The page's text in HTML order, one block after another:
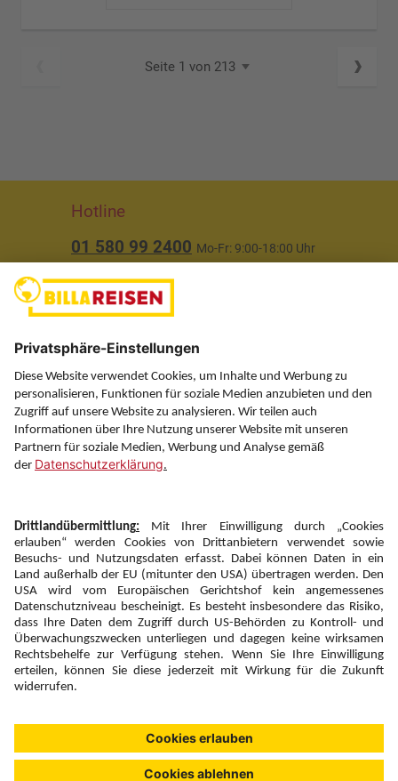
Seite 1 von 213
Hotline
01 580 99 2400 Mo-Fr: 9:00-18:00 Uhr
Über uns
Service
Information
Folgen Sie uns auf
Newsletter:
Anmelden
Fairness und
Unsere Inhalte: Standards und
Meldung
Copyright © 2026 DERTOUR Austria GmbH